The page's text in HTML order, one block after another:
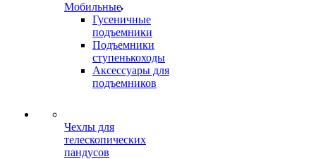
Мобильные
Гусеничные
подъемники
Подъемники
ступенькоходы
Аксессуары для
подъемников
Чехлы для
телескопических
пандусов